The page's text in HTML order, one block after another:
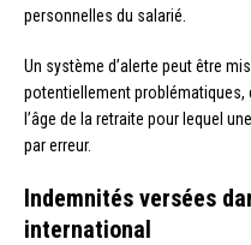
personnelles du salarié.
Un système d’alerte peut être
potentiellement problématiques,
l’âge de la retraite pour lequel
par erreur.
Indemnités versées
international